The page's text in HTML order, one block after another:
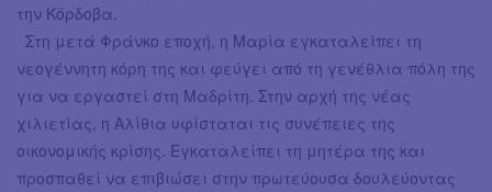
την Κόρδοβα.
Στη μετά Φράνκο εποχή, η Μαρία εγκαταλείπει τη
νεογέννητη κόρη της και φεύγει από τη γενέθλια πόλη της
για να εργαστεί στη Μαδρίτη. Στην αρχή της νέας
χιλιετίας, η Αλίθια υφίσταται τις συνέπειες της
οικονομικής κρίσης. Εγκαταλείπει τη μητέρα της και
προσπαθεί να επιβιώσει στην πρωτεύουσα δουλεύοντας